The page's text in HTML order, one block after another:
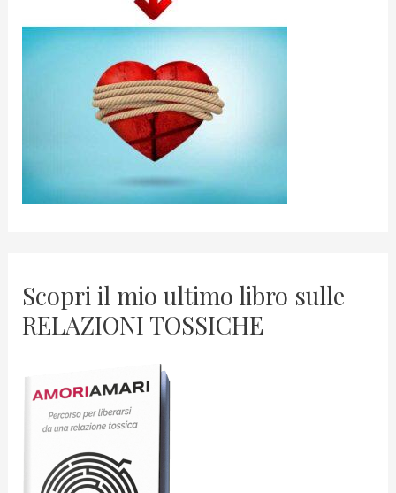
Scopri il mio ultimo libro sulle
RELAZIONI TOSSICHE